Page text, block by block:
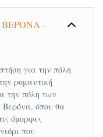
με
παρόλο που
μια
σας στη
μέσα στα
ΒΕΡΟΝΑ –
για την πόλη
ρομαντική
την πόλη των
όπου θα
όμορφες
που